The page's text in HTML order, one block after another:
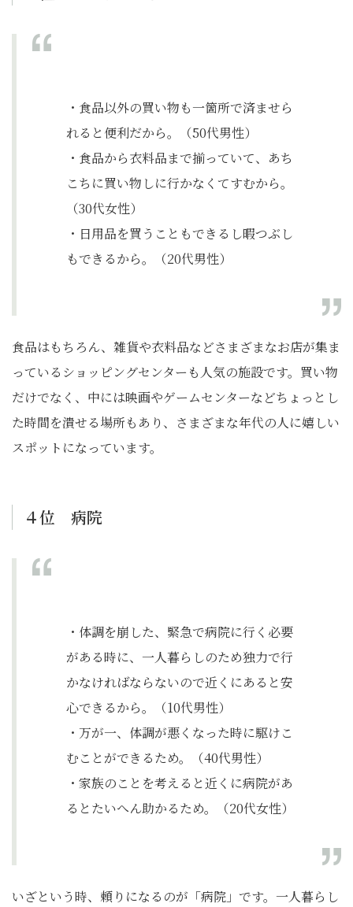
・食品以外の買い物も一箇所で済ませら
れると便利だから。（50代男性）
・食品から衣料品まで揃っていて、あち
こちに買い物しに行かなくてすむから。
（30代女性）
・日用品を買うこともできるし暇つぶし
もできるから。（20代男性）
食品はもちろん、雑貨や衣料品などさまざまなお店が集ま
っているショッピングセンターも人気の施設です。買い物
だけでなく、中には映画やゲームセンターなどちょっとし
た時間を潰せる場所もあり、さまざまな年代の人に嬉しい
スポットになっています。
４位 病院
・体調を崩した、緊急で病院に行く必要
がある時に、一人暮らしのため独力で行
かなければならないので近くにあると安
心できるから。（10代男性）
・万が一、体調が悪くなった時に駆けこ
むことができるため。（40代男性）
・家族のことを考えると近くに病院があ
るとたいへん助かるため。（20代女性）
いざという時、頼りになるのが「病院」です。一人暮らし